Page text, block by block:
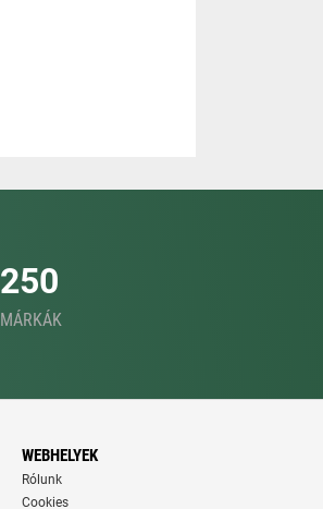
250
MÁRKÁK
WEBHELYEK
Rólunk
Cookies